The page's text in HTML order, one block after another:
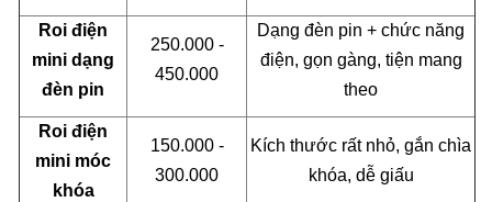
Roi điện
mini dạng
đèn pin
250.000 -
450.000
Dạng đèn pin + chức năng
điện, gọn gàng, tiện mang
theo
Roi điện
mini móc
khóa
150.000 -
300.000
Kích thước rất nhỏ, gắn chìa
khóa, dễ giấu